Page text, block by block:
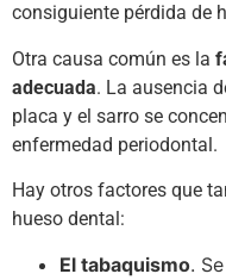
consiguiente pérdida de
Otra causa común es la
adecuada. La ausencia
placa y el sarro se
enfermedad periodontal.
Hay otros factores que
hueso dental:
El tabaquismo.